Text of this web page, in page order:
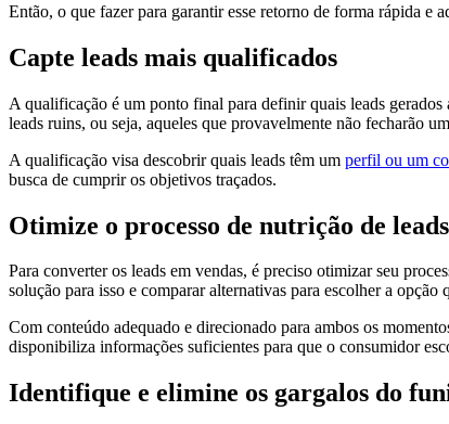
Então, o que fazer para garantir esse retorno de forma rápida e
Capte leads mais qualificados
A qualificação é um ponto final para definir quais leads
leads ruins, ou seja, aqueles que provavelmente não fecharão
A qualificação visa descobrir quais leads têm um perfil ou um
busca de cumprir os objetivos traçados.
Otimize o processo de nutrição de leads
Para converter os leads em vendas, é preciso otimizar seu
solução para isso e comparar alternativas para escolher a opção
Com conteúdo adequado e direcionado para ambos os
disponibiliza informações suficientes para que o consumidor
Identifique e elimine os gargalos do